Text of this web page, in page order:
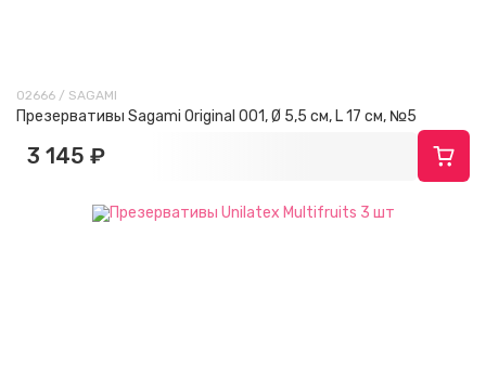
02666 / SAGAMI
Презервативы Sagami Original 001, Ø 5,5 см, L 17 см, №5
3 145 ₽